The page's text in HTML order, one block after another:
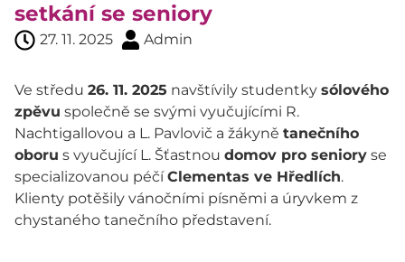
setkání se seniory
27. 11. 2025 Admin
Ve středu 26. 11. 2025 navštívily studentky sólového
zpěvu společně se svými vyučujícími R.
Nachtigallovou a L. Pavlovič a žákyně tanečního
oboru s vyučující L. Šťastnou domov pro seniory se
specializovanou péčíClementas ve Hředlích.
Klienty potěšily vánočními písněmi a úryvkem z
chystaného tanečního představení.